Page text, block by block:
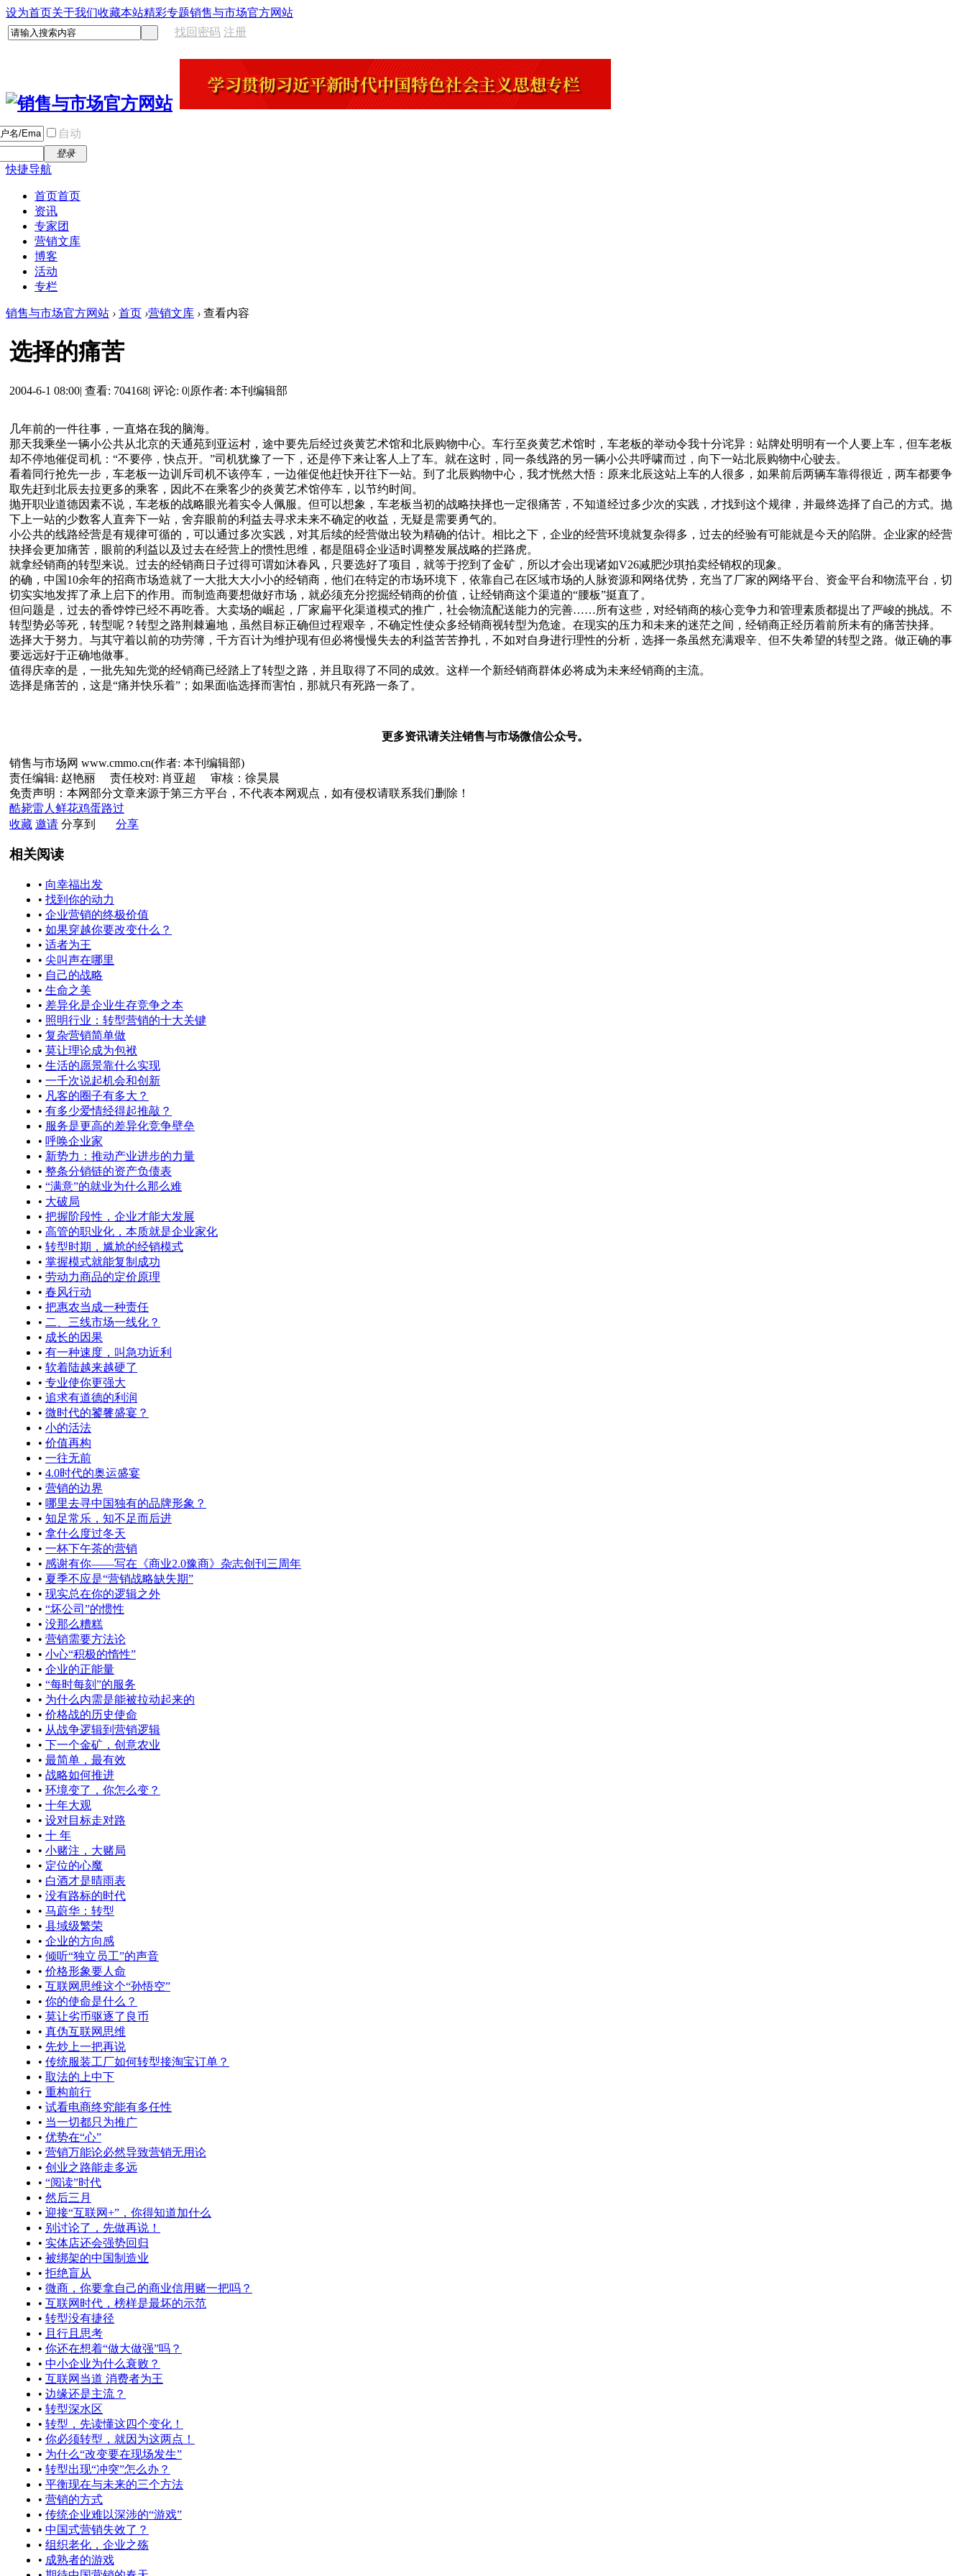
设为首页关于我们收藏本站精彩专题销售与市场官方网站
找回密码 注册
自动
登录
快捷导航
首页首页
资讯
专家团
营销文库
博客
活动
专栏
销售与市场官方网站 › 首页 ›营销文库 › 查看内容
选择的痛苦
2004-6-1 08:00| 查看: 704168| 评论: 0|原作者: 本刊编辑部
几年前的一件往事，一直烙在我的脑海。
那天我乘坐一辆小公共从北京的天通苑到亚运村，途中要先后经过炎黄艺术馆和北辰购物中心。车行至炎黄艺术馆时，车老板的举动令我十分诧异：站牌处明明有一个人要上车，但车老板
却不停地催促司机：“不要停，快点开。”司机犹豫了一下，还是停下来让客人上了车。就在这时，同一条线路的另一辆小公共呼啸而过，向下一站北辰购物中心驶去。
看着同行抢先一步，车老板一边训斥司机不该停车，一边催促他赶快开往下一站。到了北辰购物中心，我才恍然大悟：原来北辰这站上车的人很多，如果前后两辆车靠得很近，两车都要争
取先赶到北辰去拉更多的乘客，因此不在乘客少的炎黄艺术馆停车，以节约时间。
抛开职业道德因素不说，车老板的战略眼光着实令人佩服。但可以想象，车老板当初的战略抉择也一定很痛苦，不知道经过多少次的实践，才找到这个规律，并最终选择了自己的方式。抛
下上一站的少数客人直奔下一站，舍弃眼前的利益去寻求未来不确定的收益，无疑是需要勇气的。
小公共的线路经营是有规律可循的，可以通过多次实践，对其后续的经营做出较为精确的估计。相比之下，企业的经营环境就复杂得多，过去的经验有可能就是今天的陷阱。企业家的经营
抉择会更加痛苦，眼前的利益以及过去在经营上的惯性思维，都是阻碍企业适时调整发展战略的拦路虎。
就拿经销商的转型来说。过去的经销商日子过得可谓如沐春风，只要选好了项目，就等于挖到了金矿，所以才会出现诸如V26减肥沙琪拍卖经销权的现象。
的确，中国10余年的招商市场造就了一大批大大小小的经销商，他们在特定的市场环境下，依靠自己在区域市场的人脉资源和网络优势，充当了厂家的网络平台、资金平台和物流平台，切
切实实地发挥了承上启下的作用。而制造商要想做好市场，就必须充分挖掘经销商的价值，让经销商这个渠道的“腰板”挺直了。
但问题是，过去的香饽饽已经不再吃香。大卖场的崛起，厂家扁平化渠道模式的推广，社会物流配送能力的完善……所有这些，对经销商的核心竞争力和管理素质都提出了严峻的挑战。不
转型势必等死，转型呢？转型之路荆棘遍地，虽然目标正确但过程艰辛，不确定性使众多经销商视转型为危途。在现实的压力和未来的迷茫之间，经销商正经历着前所未有的痛苦抉择。
选择大于努力。与其守着以前的功劳簿，千方百计为维护现有但必将慢慢失去的利益苦苦挣扎，不如对自身进行理性的分析，选择一条虽然充满艰辛、但不失希望的转型之路。做正确的事
要远远好于正确地做事。
值得庆幸的是，一批先知先觉的经销商已经踏上了转型之路，并且取得了不同的成效。这样一个新经销商群体必将成为未来经销商的主流。
选择是痛苦的，这是“痛并快乐着”；如果面临选择而害怕，那就只有死路一条了。
更多资讯请关注销售与市场微信公众号。
销售与市场网 www.cmmo.cn(作者: 本刊编辑部)
责任编辑: 赵艳丽 责任校对: 肖亚超 审核：徐昊晨
免责声明：本网部分文章来源于第三方平台，不代表本网观点，如有侵权请联系我们删除！
酷毙雷人 鲜花鸡蛋路过
收藏 邀请 分享到 分享
相关阅读
• 向幸福出发
• 找到你的动力
• 企业营销的终极价值
• 如果穿越你要改变什么？
• 适者为王
• 尖叫声在哪里
• 自己的战略
• 生命之美
• 差异化是企业生存竞争之本
• 照明行业：转型营销的十大关键
• 复杂营销简单做
• 莫让理论成为包袱
• 生活的愿景靠什么实现
• 一千次说起机会和创新
• 凡客的圈子有多大？
• 有多少爱情经得起推敲？
• 服务是更高的差异化竞争壁垒
• 呼唤企业家
• 新势力：推动产业进步的力量
• 整条分销链的资产负债表
• “满意”的就业为什么那么难
• 大破局
• 把握阶段性，企业才能大发展
• 高管的职业化，本质就是企业家化
• 转型时期，尴尬的经销模式
• 掌握模式就能复制成功
• 劳动力商品的定价原理
• 春风行动
• 把惠农当成一种责任
• 二、三线市场一线化？
• 成长的因果
• 有一种速度，叫急功近利
• 软着陆越来越硬了
• 专业使你更强大
• 追求有道德的利润
• 微时代的饕餮盛宴？
• 小的活法
• 价值再构
• 一往无前
• 4.0时代的奥运盛宴
• 营销的边界
• 哪里去寻中国独有的品牌形象？
• 知足常乐，知不足而后进
• 拿什么度过冬天
• 一杯下午茶的营销
• 感谢有你——写在《商业2.0豫商》杂志创刊三周年
• 夏季不应是“营销战略缺失期”
• 现实总在你的逻辑之外
• “坏公司”的惯性
• 没那么糟糕
• 营销需要方法论
• 小心“积极的惰性”
• 企业的正能量
• “每时每刻”的服务
• 为什么内需是能被拉动起来的
• 价格战的历史使命
• 从战争逻辑到营销逻辑
• 下一个金矿，创意农业
• 最简单，最有效
• 战略如何推进
• 环境变了，你怎么变？
• 十年大观
• 设对目标走对路
• 十 年
• 小赌注，大赌局
• 定位的心魔
• 白酒才是晴雨表
• 没有路标的时代
• 马蔚华：转型
• 县域级繁荣
• 企业的方向感
• 倾听“独立员工”的声音
• 价格形象要人命
• 互联网思维这个“孙悟空”
• 你的使命是什么？
• 莫让劣币驱逐了良币
• 真伪互联网思维
• 先炒上一把再说
• 传统服装工厂如何转型接淘宝订单？
• 取法的上中下
• 重构前行
• 试看电商终究能有多任性
• 当一切都只为推广
• 优势在“心”
• 营销万能论必然导致营销无用论
• 创业之路能走多远
• “阅读”时代
• 然后三月
• 迎接“互联网+”，你得知道加什么
• 别讨论了，先做再说！
• 实体店还会强势回归
• 被绑架的中国制造业
• 拒绝盲从
• 微商，你要拿自己的商业信用赌一把吗？
• 互联网时代，榜样是最坏的示范
• 转型没有捷径
• 且行且思考
• 你还在想着“做大做强”吗？
• 中小企业为什么衰败？
• 互联网当道 消费者为王
• 边缘还是主流？
• 转型深水区
• 转型，先读懂这四个变化！
• 你必须转型，就因为这两点！
• 为什么“改变要在现场发生”
• 转型出现“冲突”怎么办？
• 平衡现在与未来的三个方法
• 营销的方式
• 传统企业难以深涉的“游戏”
• 中国式营销失效了？
• 组织老化，企业之殇
• 成熟者的游戏